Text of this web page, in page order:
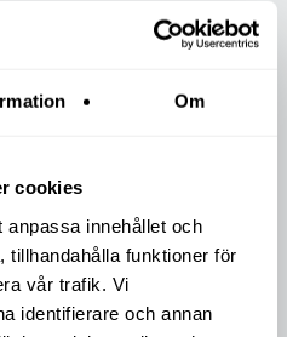
Om
cookies
anpassa innehållet och
tillhandahålla funktioner för
vår trafik. Vi
identifierare och annan